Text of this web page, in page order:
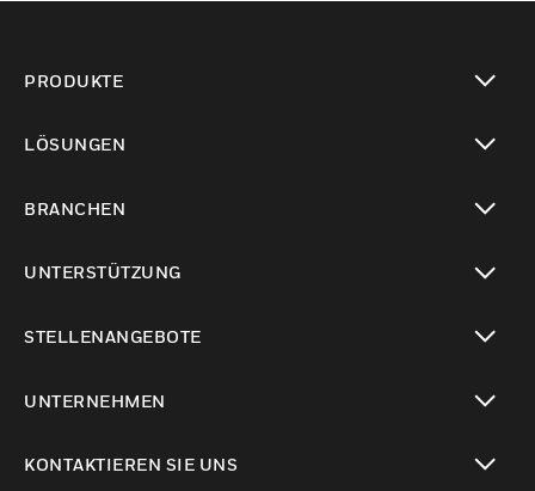
PRODUKTE
LÖSUNGEN
BRANCHEN
UNTERSTÜTZUNG
STELLENANGEBOTE
UNTERNEHMEN
KONTAKTIEREN SIE UNS